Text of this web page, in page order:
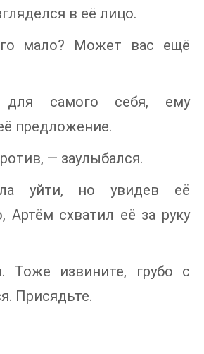
в её лицо.
мало? Может вас ещё
для самого себя, ему
предложение.
— заулыбался.
уйти, но увидев её
Артём схватил её за руку
извините, грубо с
Присядьте.